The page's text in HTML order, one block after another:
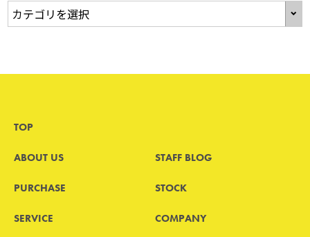
TOP
ABOUT US STAFF BLOG
PURCHASE STOCK
SERVICE COMPANY